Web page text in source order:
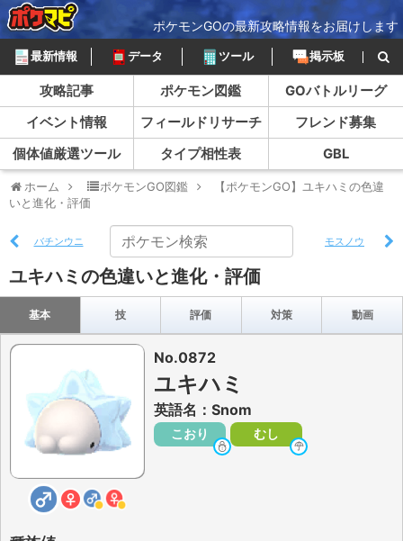
ポケモンGOの最新攻略情報をお届けします
最新情報 データ ツール 掲示板
攻略記事 ポケモン図鑑
GOバトルリーグ
イベント情報
フィールドリサーチ
フレンド募集
個体値厳選ツール
タイプ相性表 GBL
ホーム ポケモンGO図鑑
【ポケモンGO】ユキハミの色違
いと進化・評価
バチンウニ モスノウ
ユキハミの色違いと進化・評価
基本 技 評価 対策 動画
No.0872
ユキハミ
英語名：Snom
こおり むし